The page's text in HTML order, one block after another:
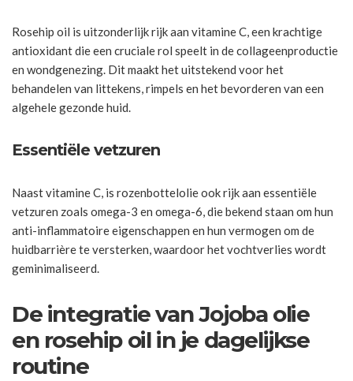
Rosehip oil is uitzonderlijk rijk aan vitamine C, een krachtige
antioxidant die een cruciale rol speelt in de collageenproductie
en wondgenezing. Dit maakt het uitstekend voor het
behandelen van littekens, rimpels en het bevorderen van een
algehele gezonde huid.
Essentiële vetzuren
Naast vitamine C, is rozenbottelolie ook rijk aan essentiële
vetzuren zoals omega-3 en omega-6, die bekend staan om hun
anti-inflammatoire eigenschappen en hun vermogen om de
huidbarrière te versterken, waardoor het vochtverlies wordt
geminimaliseerd.
De integratie van Jojoba olie
en rosehip oil in je dagelijkse
routine